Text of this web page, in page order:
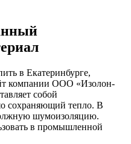
в Екатеринбурге,
компании ООО «Изолон-
собой
сохраняющий тепло. В
шумоизоляцию.
в промышленной